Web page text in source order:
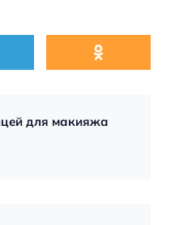
для макияжа